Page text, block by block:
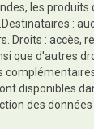
les produits
:
Droits : accès,
que d'autres
disponibles
des données